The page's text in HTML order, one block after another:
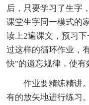
后，只要学习了生字
课堂生字同一模式的
读上2遍课文，预习
过这样的循环作业，
快"的遗忘规律，使有
作业要精练精讲。
有的放矢地进行练习。